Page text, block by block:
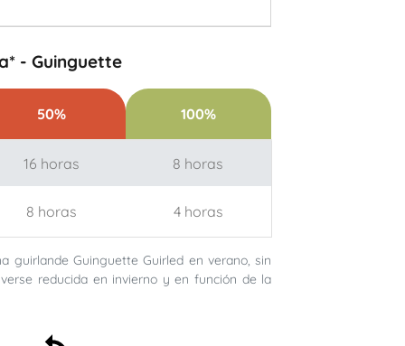
- Guinguette
50% 100%
16 horas 8 horas
8 horas 4 horas
guirlande Guinguette Guirled en verano, sin
reducida en invierno y en función de la